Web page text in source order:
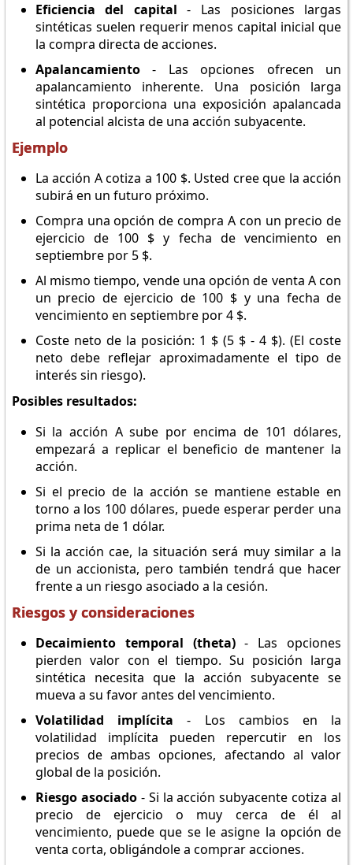
Eficiencia del capital - Las posiciones largas
sintéticas suelen requerir menos capital inicial que
la compra directa de acciones.
Apalancamiento- Las opciones ofrecen un
apalancamiento inherente. Una posición larga
sintética proporciona una exposición apalancada
al potencial alcista de una acción subyacente.
Ejemplo
La acción A cotiza a 100 $. Usted cree que la acción
subirá en un futuro próximo.
Compra una opción de compra A con un precio de
ejercicio de 100 $ y fecha de vencimiento en
septiembre por 5 $.
Al mismo tiempo, vende una opción de venta A con
un precio de ejercicio de 100 $ y una fecha de
vencimiento en septiembre por 4 $.
Coste neto de la posición: 1 $ (5 $ - 4 $). (El coste
neto debe reflejar aproximadamente el tipo de
interés sin riesgo).
Posibles resultados:
Si la acción A sube por encima de 101 dólares,
empezará a replicar el beneficio de mantener la
acción.
Si el precio de la acción se mantiene estable en
torno a los 100 dólares, puede esperar perder una
prima neta de 1 dólar.
Si la acción cae, la situación será muy similar a la
de un accionista, pero también tendrá que hacer
frente a un riesgo asociado a la cesión.
Riesgos y consideraciones
Decaimiento temporal (theta)- Las opciones
pierden valor con el tiempo. Su posición larga
sintética necesita que la acción subyacente se
mueva a su favor antes del vencimiento.
Volatilidad implícita - Los cambios en la
volatilidad implícita pueden repercutir en los
precios de ambas opciones, afectando al valor
global de la posición.
Riesgo asociado- Si la acción subyacente cotiza al
precio de ejercicio o muy cerca de él al
vencimiento, puede que se le asigne la opción de
venta corta, obligándole a comprar acciones.